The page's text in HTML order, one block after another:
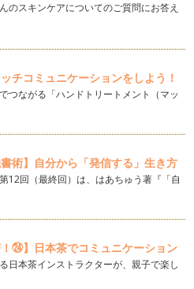
と、毎年ウキウキ用意するも
るゼリー
せる日が増えてきましたね。 5
ブのブレンドティー
活のリズムが戻ってきた頃でしょ
コディフューザー
する経路は３つあります。 嗅覚
のスキンケアについてのご質問にお答え
チコミュニケーションをしよう！
つながる「ハンドトリートメント（マッ
書術】自分から「発信する」生き方
12回（最終回）は、はあちゅう著『「自
！㉔】日本茶でコミュニケーション
日本茶インストラクターが、親子で楽し